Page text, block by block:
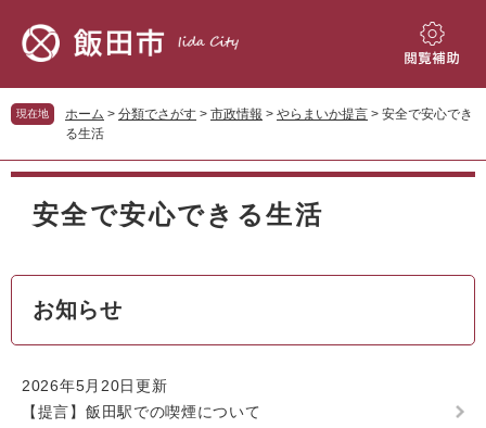
先
頭
す。
を
飛
し
閲
補
現在地 ホーム > 分類でさがす > 市政情報 > やらまいか提言 > 安全で安心でき
る生活
本
安全で安心できる生活
お知らせ
2026年5月20日更新
【提言】飯田駅での喫煙について